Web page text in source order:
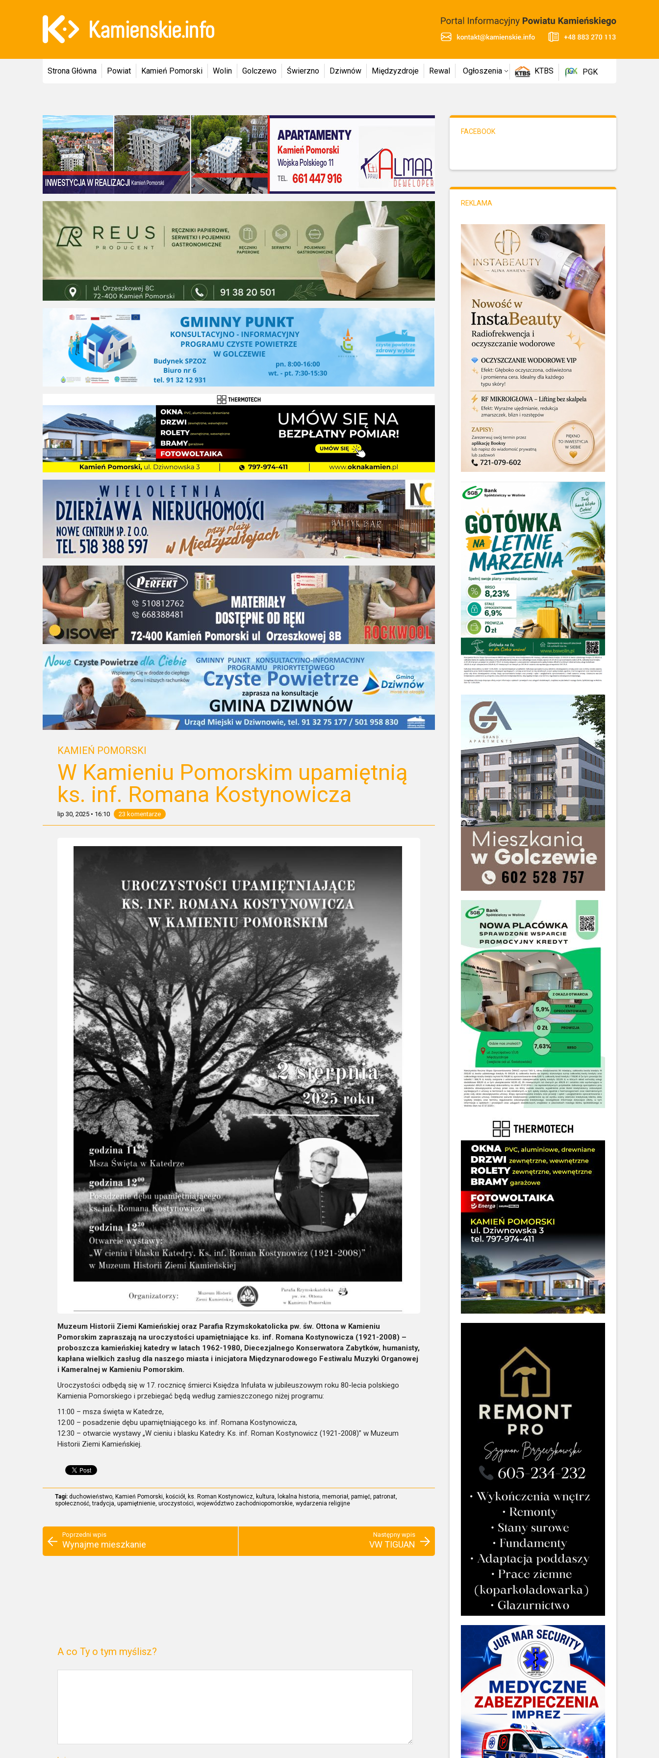
Strona Główna Powiat Kamień Pomorski Wolin Golczewo Świerzno Dziwnów Międzyzdroje Rewal Ogłoszenia KTBS PGK
KAMIEŃ POMORSKI
W Kamieniu Pomorskim upamiętnią
ks. inf. Romana Kostynowicza
lip 30, 2025 • 16:10 23 komentarze
Muzeum Historii Ziemi Kamieńskiej oraz Parafia Rzymskokatolicka pw. św. Ottona w Kamieniu
Pomorskim zapraszają na uroczystości upamiętniające ks. inf. Romana Kostynowicza (1921-2008) –
proboszcza kamieńskiej katedry w latach 1962-1980, Diecezjalnego Konserwatora Zabytków, humanisty,
kapłana wielkich zasług dla naszego miasta i inicjatora Międzynarodowego Festiwalu Muzyki Organowej
i Kameralnej w Kamieniu Pomorskim.
Uroczystości odbędą się w 17. rocznicę śmierci Księdza Infułata w jubileuszowym roku 80-lecia polskiego
Kamienia Pomorskiego i przebiegać będą według zamieszczonego niżej programu:
11:00 – msza święta w Katedrze,
12:00 – posadzenie dębu upamiętniającego ks. inf. Romana Kostynowicza,
12:30 – otwarcie wystawy „W cieniu i blasku Katedry. Ks. inf. Roman Kostynowicz (1921-2008)” w Muzeum
Historii Ziemi Kamieńskiej.
Tagi: duchowieństwo, Kamień Pomorski, kościół, ks. Roman Kostynowicz, kultura, lokalna historia, memoriał, pamięć, patronat,
społeczność,tradycja, upamiętnienie, uroczystości, województwo zachodniopomorskie, wydarzenia religijne
Poprzedni wpis
Wynajme mieszkanie
Następny wpis
VW TIGUAN
A co Ty o tym myślisz?
FACEBOOK
REKLAMA